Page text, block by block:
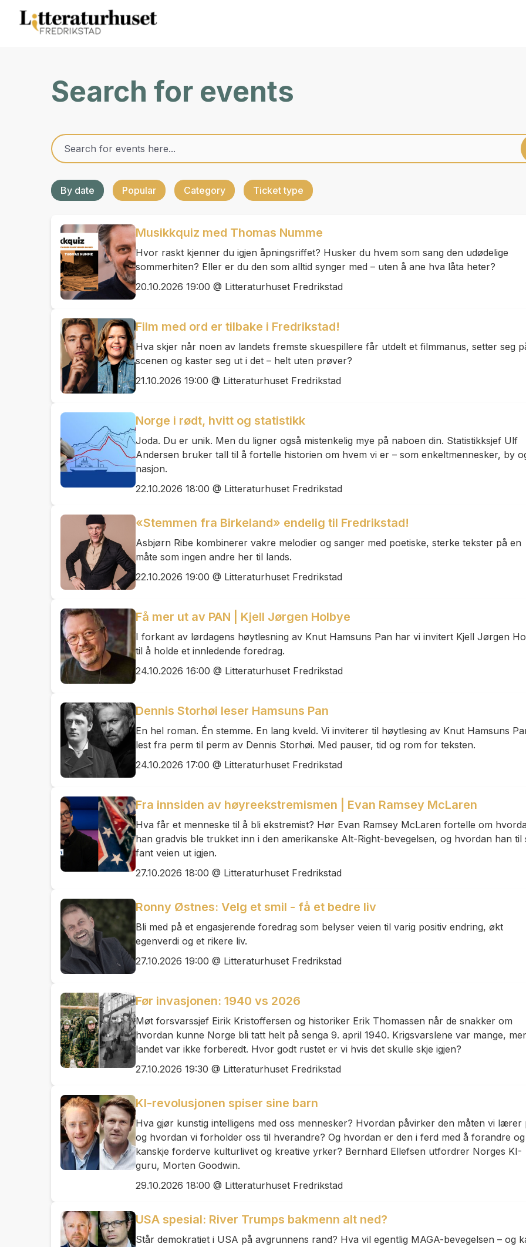
Search for events
By date Popular Category Ticket type
Musikkquiz med Thomas Numme
Hvor raskt kjenner du igjen åpningsriffet? Husker du hvem som sang den udødelige
sommerhiten? Eller er du den som alltid synger med – uten å ane hva låta heter?
20.10.2026 19:00 @ Litteraturhuset Fredrikstad
Film med ord er tilbake i Fredrikstad!
Hva skjer når noen av landets fremste skuespillere får utdelt et filmmanus, setter seg
scenen og kaster seg ut i det – helt uten prøver?
21.10.2026 19:00 @ Litteraturhuset Fredrikstad
Norge i rødt, hvitt og statistikk
Joda. Du er unik. Men du ligner også mistenkelig mye på naboen din. Statistikksjef Ulf
Andersen bruker tall til å fortelle historien om hvem vi er – som enkeltmennesker, by
nasjon.
22.10.2026 18:00 @ Litteraturhuset Fredrikstad
«Stemmen fra Birkeland» endelig til Fredrikstad!
Asbjørn Ribe kombinerer vakre melodier og sanger med poetiske, sterke tekster på en
måte som ingen andre her til lands.
22.10.2026 19:00 @ Litteraturhuset Fredrikstad
Få mer ut av PAN | Kjell Jørgen Holbye
I forkant av lørdagens høytlesning av Knut Hamsuns Pan har vi invitert Kjell Jørgen
til å holde et innledende foredrag.
24.10.2026 16:00 @ Litteraturhuset Fredrikstad
Dennis Storhøi leser Hamsuns Pan
En hel roman. Én stemme. En lang kveld. Vi inviterer til høytlesing av Knut Hamsuns
lest fra perm til perm av Dennis Storhøi. Med pauser, tid og rom for teksten.
24.10.2026 17:00 @ Litteraturhuset Fredrikstad
Fra innsiden av høyreekstremismen | Evan Ramsey McLaren
Hva får et menneske til å bli ekstremist? Hør Evan Ramsey McLaren fortelle om
han gradvis ble trukket inn i den amerikanske Alt-Right-bevegelsen, og hvordan han til
fant veien ut igjen.
27.10.2026 18:00 @ Litteraturhuset Fredrikstad
Ronny Østnes: Velg et smil - få et bedre liv
Bli med på et engasjerende foredrag som belyser veien til varig positiv endring, økt
egenverdi og et rikere liv.
27.10.2026 19:00 @ Litteraturhuset Fredrikstad
Før invasjonen: 1940 vs 2026
Møt forsvarssjef Eirik Kristoffersen og historiker Erik Thomassen når de snakker om
hvordan kunne Norge bli tatt helt på senga 9. april 1940. Krigsvarslene var mange,
landet var ikke forberedt. Hvor godt rustet er vi hvis det skulle skje igjen?
27.10.2026 19:30 @ Litteraturhuset Fredrikstad
KI-revolusjonen spiser sine barn
Hva gjør kunstig intelligens med oss mennesker? Hvordan påvirker den måten vi lærer
og hvordan vi forholder oss til hverandre? Og hvordan er den i ferd med å forandre og
kanskje forderve kulturlivet og kreative yrker? Bernhard Ellefsen utfordrer Norges KI-
guru, Morten Goodwin.
29.10.2026 18:00 @ Litteraturhuset Fredrikstad
USA spesial: River Trumps bakmenn alt ned?
Står demokratiet i USA på avgrunnens rand? Hva vil egentlig MAGA-bevegelsen – og